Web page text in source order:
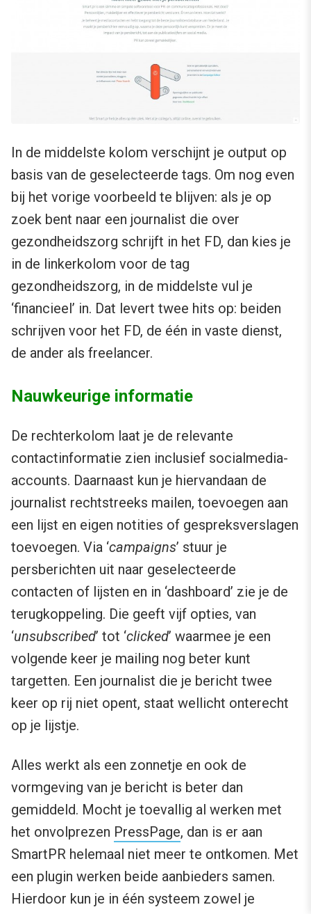
In de middelste kolom verschijnt je output op
basis van de geselecteerde tags. Om nog even
bij het vorige voorbeeld te blijven: als je op
zoek bent naar een journalist die over
gezondheidszorg schrijft in het FD, dan kies je
in de linkerkolom voor de tag
gezondheidszorg, in de middelste vul je
‘financieel’ in. Dat levert twee hits op: beiden
schrijven voor het FD, de één in vaste dienst,
de ander als freelancer.
Nauwkeurige informatie
De rechterkolom laat je de relevante
contactinformatie zien inclusief socialmedia-
accounts. Daarnaast kun je hiervandaan de
journalist rechtstreeks mailen, toevoegen aan
een lijst en eigen notities of gespreksverslagen
toevoegen. Via ‘campaigns’ stuur je
persberichten uit naar geselecteerde
contacten of lijsten en in ‘dashboard’ zie je de
terugkoppeling. Die geeft vijf opties, van
‘unsubscribed’ tot ‘clicked’ waarmee je een
volgende keer je mailing nog beter kunt
targetten. Een journalist die je bericht twee
keer op rij niet opent, staat wellicht onterecht
op je lijstje.
Alles werkt als een zonnetje en ook de
vormgeving van je bericht is beter dan
gemiddeld. Mocht je toevallig al werken met
het onvolprezen PressPage, dan is er aan
SmartPR helemaal niet meer te ontkomen. Met
een plugin werken beide aanbieders samen.
Hierdoor kun je in één systeem zowel je